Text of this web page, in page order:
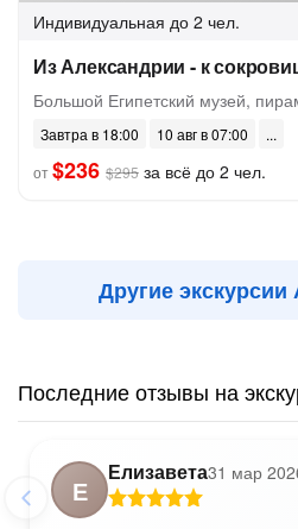
Индивидуальная до 2 чел.
Из Александрии - к
Большой Египетский музей,
Завтра в 18:00
10 авг в 07:00
от$236 $295 за всё до 2 чел.
Другие
Последние отзывы на
Е
Елизавета31 мар